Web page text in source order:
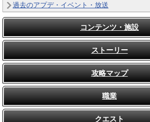
過去のアプデ・イベント・放送
コンテンツ・施設
ストーリー
攻略マップ
職業
クエスト